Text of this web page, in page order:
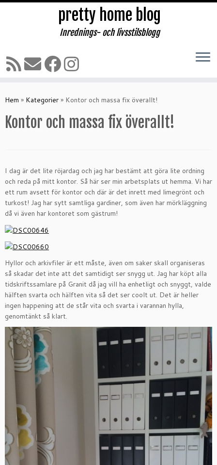
till
pretty home blog
Inrednings- och livsstilsblogg
Hem » Kategorier » Kontor och massa fix överallt!
Kontor och massa fix överallt!
I dag är det lite röjardag och jag har bestämt att göra lite ordning
och reda på mitt kontor. Så här ser min arbetsplats ut hemma. Vi har
ett rum avsett för kontor och där är det inrett med limegrönt och
turkost! Jag har sytt samtliga gardiner, som även har mörkläggning
då vi även har kontoret som gästrum!
Hyllor och arkivfiler är ett måste, även om saker skall organiseras
så skadar det inte att det samtidigt ser snygg ut. Jag har köpt alla
tidskriftssamlare på Granit då jag vill ha enhetligt och snyggt, valde
hälften svarta och hälften vita så det ser coolt ut. Det är heller
ingen happening att de står vita och svarta i varannan hylla,
genomtänkt så klart.